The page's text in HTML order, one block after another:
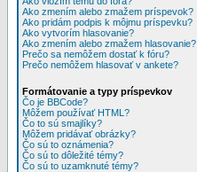
Ako zmením alebo zmažem príspevok?
Ako pridám podpis k môjmu príspevku?
Ako vytvorím hlasovanie?
Ako zmením alebo zmažem hlasovanie?
Prečo sa nemôžem dostať k fóru?
Prečo nemôžem hlasovať v ankete?
Formátovanie a typy príspevkov
Čo je BBCode?
Môžem používať HTML?
Čo to sú smajlíky?
Môžem pridávať obrázky?
Čo sú to oznámenia?
Čo sú to dôležité témy?
Čo sú to uzamknuté témy?